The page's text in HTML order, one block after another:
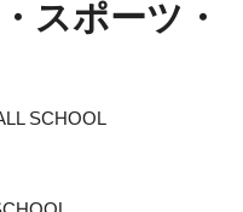
SCHOOL